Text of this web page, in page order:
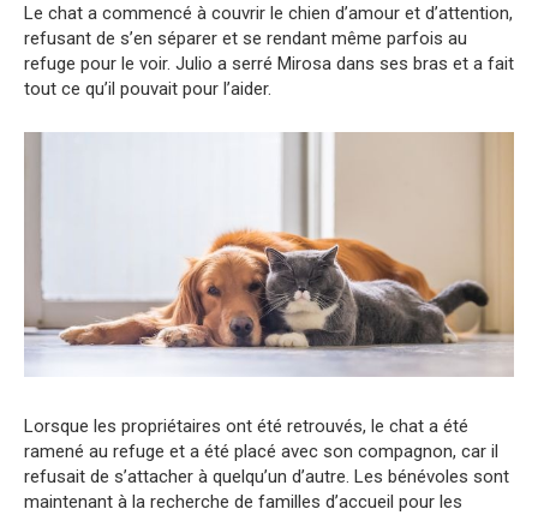
Le chat a commencé à couvrir le chien d’amour et d’attention,
refusant de s’en séparer et se rendant même parfois au
refuge pour le voir. Julio a serré Mirosa dans ses bras et a fait
tout ce qu’il pouvait pour l’aider.
Lorsque les propriétaires ont été retrouvés, le chat a été
ramené au refuge et a été placé avec son compagnon, car il
refusait de s’attacher à quelqu’un d’autre. Les bénévoles sont
maintenant à la recherche de familles d’accueil pour les